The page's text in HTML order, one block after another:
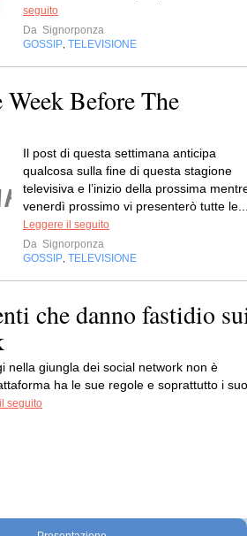
seguito
Da Signorponza
GOSSIP TELEVISIONE
Before The
Il post di questa settimana anticipa
qualcosa sulla fine di questa stagione
televisiva e l’inizio della prossima
venerdì prossimo vi presenterò tutte
Leggere il seguito
Da Signorponza
GOSSIP TELEVISIONE
che danno fastidio
nella giungla dei social network non è
ha le sue regole e soprattutto i
seguito